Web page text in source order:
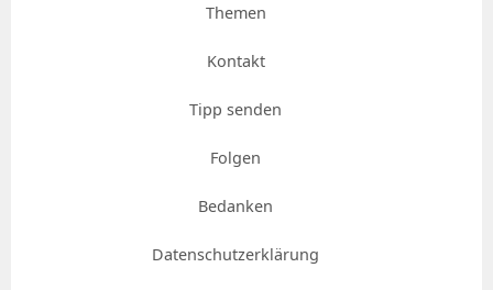
Themen
Kontakt
Tipp senden
Folgen
Bedanken
Datenschutzerklärung